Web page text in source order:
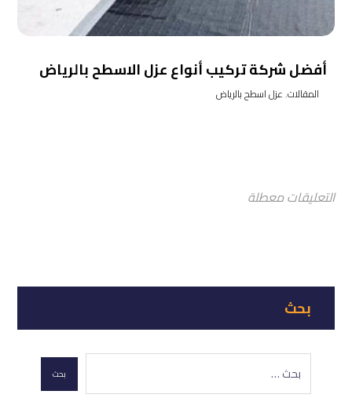
أفضل شركة تركيب أنواع عزل الاسطح بالرياض
المقالات,عزل اسطح بالرياض
التعليقات معطلة
بحث